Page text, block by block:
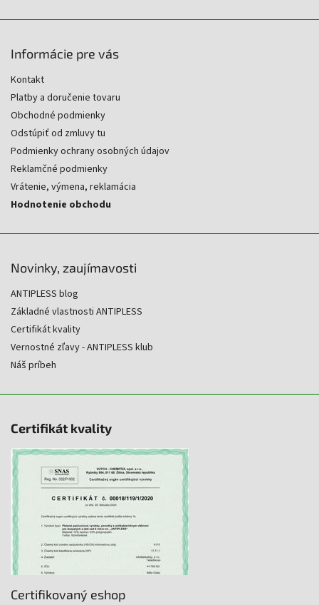
Informácie pre vás
Kontakt
Platby a doručenie tovaru
Obchodné podmienky
Odstúpiť od zmluvy tu
Podmienky ochrany osobných údajov
Reklamčné podmienky
Vrátenie, výmena, reklamácia
Hodnotenie obchodu
Novinky, zaujímavosti
ANTIPLESS blog
Základné vlastnosti ANTIPLESS
Certifikát kvality
Vernostné zľavy - ANTIPLESS klub
Náš príbeh
Certifikát kvality
Certifikovaný eshop